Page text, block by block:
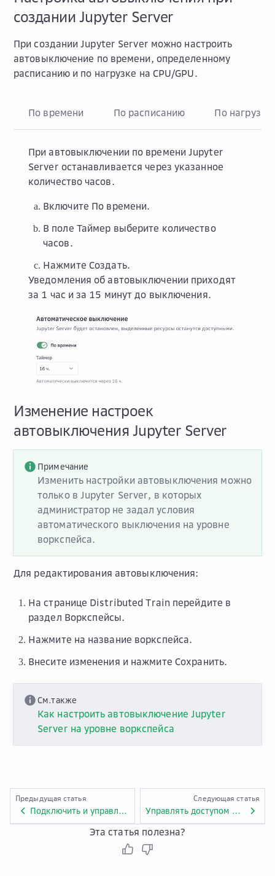
создании Jupyter Server
При создании Jupyter Server можно настроить
автовыключение по времени, определенному
расписанию и по нагрузке на CPU/GPU.
По времени По расписанию По нагрузке
При автовыключении по времени Jupyter
Server останавливается через указанное
количество часов.
Включите По времени.
В поле Таймер выберите количество
часов.
Нажмите Создать.
Уведомления об автовыключении приходят
за 1 час и за 15 минут до выключения.
Изменение настроек
автовыключения Jupyter Server
Примечание
Изменить настройки автовыключения можно
только в Jupyter Server, в которых
администратор не задал условия
автоматического выключения на уровне
воркспейса.
Для редактирования автовыключения:
На странице Distributed Train перейдите в
раздел Воркспейсы.
Нажмите на название воркспейса.
Внесите изменения и нажмите Сохранить.
См.также
Как настроить автовыключение Jupyter
Server на уровне воркспейса
Предыдущая статья
Подключить и управлять хранилищем S3 в Jupyter Server
Следующая статья
Управлять доступом в Jupyter Server
Эта статья полезна?